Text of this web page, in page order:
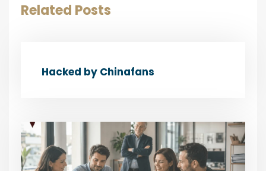
Related Posts
Hacked by Chinafans